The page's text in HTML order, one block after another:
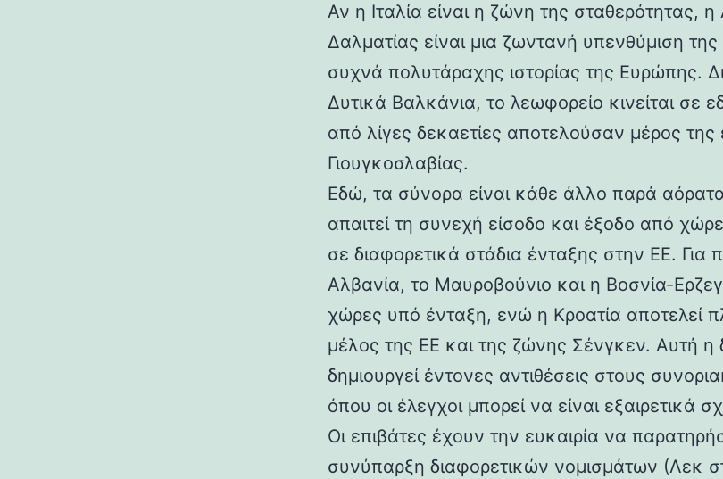
Αν η Ιταλία είναι η ζώνη της σταθερότητας, η
Δαλματίας είναι μια ζωντανή υπενθύμιση
συχνά πολυτάραχης ιστορίας της Ευρώπης.
Δυτικά Βαλκάνια, το λεωφορείο κινείται σε
από λίγες δεκαετίες αποτελούσαν μέρος της
Γιουγκοσλαβίας.
Εδώ, τα σύνορα είναι κάθε άλλο παρά
απαιτεί τη συνεχή είσοδο και έξοδο από
σε διαφορετικά στάδια ένταξης στην ΕΕ. Για
Αλβανία, το Μαυροβούνιο και η Βοσνία-
χώρες υπό ένταξη, ενώ η Κροατία αποτελεί
μέλος της ΕΕ και της ζώνης Σένγκεν. Αυτή η
δημιουργεί έντονες αντιθέσεις στους
όπου οι έλεγχοι μπορεί να είναι εξαιρετικά
Οι επιβάτες έχουν την ευκαιρία να
συνύπαρξη διαφορετικών νομισμάτων (Λεκ